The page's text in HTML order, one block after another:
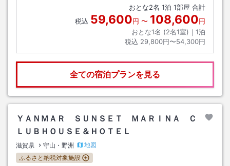
おとな2名 1泊 1部屋 合計
税込 59,600円 〜 108,600円
おとな1名 (2名1室)｜ 1泊
税込 29,800円〜54,300円
全ての宿泊プランを見る
ＹＡＮＭＡＲ ＳＵＮＳＥＴ ＭＡＲＩＮＡ Ｃ
ＬＵＢＨＯＵＳＥ＆ＨＯＴＥＬ
滋賀県 守山・野洲
地図
ふるさと納税対象施設